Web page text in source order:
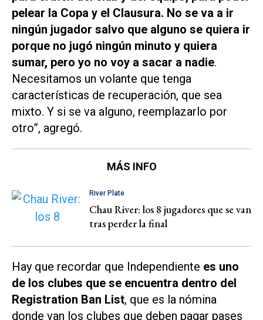
pelear la Copa y el Clausura. No se va a ir
ningún jugador salvo que alguno se quiera ir
porque no jugó ningún minuto y quiera
sumar, pero yo no voy a sacar a nadie.
Necesitamos un volante que tenga
características de recuperación, que sea
mixto. Y si se va alguno, reemplazarlo por
otro”, agregó.
MÁS INFO
River Plate
Chau River: los 8 jugadores que se van
tras perder la final
Hay que recordar que Independiente es uno
de los clubes que se encuentra dentro del
Registration Ban List, que es la nómina
donde van los clubes que deben pagar pases